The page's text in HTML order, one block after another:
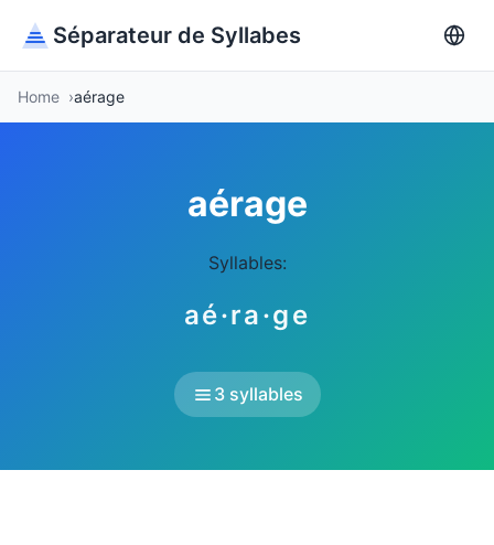
Séparateur de Syllabes
Home aérage
aérage
Syllables:
aé·ra·ge
3 syllables